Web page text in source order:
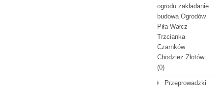
ogrodu zakładanie
budowa Ogrodów
Piła Wałcz
Trzcianka
Czarnków
Chodzież Złotów
(0)
Przeprowadzki